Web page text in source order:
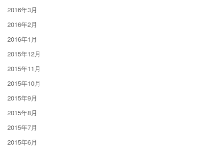
2016年3月
2016年2月
2016年1月
2015年12月
2015年11月
2015年10月
2015年9月
2015年8月
2015年7月
2015年6月